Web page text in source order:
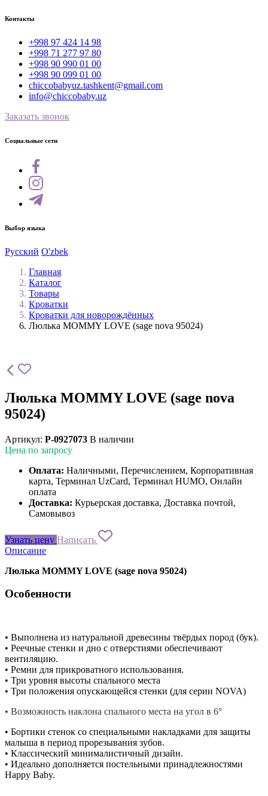
Контакты
+998 97 424 14 98
+998 71 277 97 80
+998 90 990 01 00
+998 90 099 01 00
chiccobabyuz.tashkent@gmail.com
info@chiccobaby.uz
Заказать звонок
Социальные сети
Выбор языка
Русский O'zbek
Главная
Каталог
Товары
Кроватки
Кроватки для новорождённых
Люлька MOMMY LOVE (sage nova 95024)
Люлька MOMMY LOVE (sage nova
95024)
Артикул: P-0927073 В наличии
Цена по запросу
Оплата: Наличными, Перечислением, Корпоративная
карта, Терминал UzCard, Терминал HUMO, Онлайн
оплата
Доставка: Курьерская доставка, Доставка почтой,
Самовывоз
Узнать цену Написать
Описание
Люлька MOMMY LOVE (sage nova 95024)
Особенности
• Выполнена из натуральной древесины твёрдых пород (бук).
• Реечные стенки и дно с отверстиями обеспечивают
вентиляцию.
• Ремни для прикроватного использования.
• Три уровня высоты спального места
• Три положения опускающейся стенки (для серии NOVA)
• Возможность наклона спального места на угол в 6°
• Бортики стенок со специальными накладками для защиты
малыша в период прорезывания зубов.
• Классический минималистичный дизайн.
• Идеально дополняется постельными принадлежностями
Happy Baby.